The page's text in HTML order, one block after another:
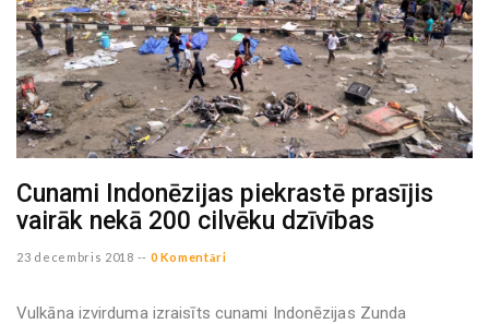
Cunami Indonēzijas piekrastē prasījis
vairāk nekā 200 cilvēku dzīvības
23 decembris 2018 -- 0 Komentāri
Vulkāna izvirduma izraisīts cunami Indonēzijas Zunda